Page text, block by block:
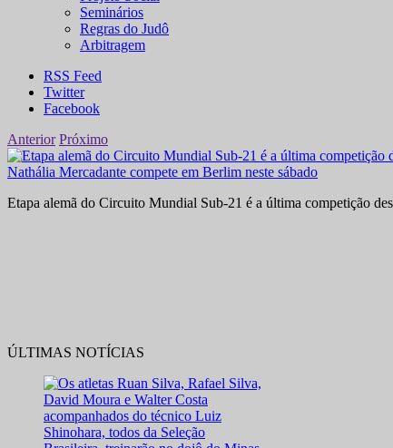
Seminários
Regras do Judô
Arbitragem
RSS Feed
Twitter
Facebook
Anterior Próximo
Nathália Mercadante compete em Berlim neste sábado
Etapa alemã do Circuito Mundial Sub-21 é a última competição
ÚLTIMAS NOTÍCIAS